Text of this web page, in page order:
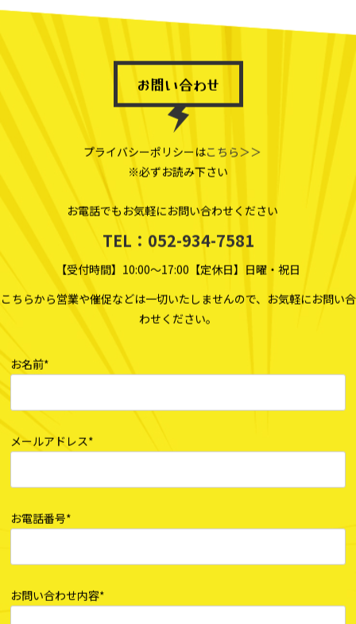
お問い合わせ
プライバシーポリシーはこちら＞＞
※必ずお読み下さい
お電話でもお気軽にお問い合わせください
TEL：052-934-7581
【受付時間】10:00～17:00【定休日】日曜・祝日
こちらから営業や催促などは一切いたしませんので、お気軽にお問い合
わせください。
お名前*
メールアドレス*
お電話番号*
お問い合わせ内容*